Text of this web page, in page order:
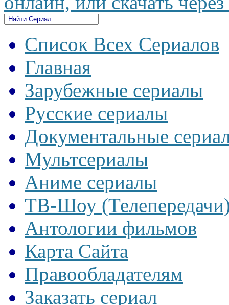
Список Всех Сериалов
Главная
Зарубежные сериалы
Русские сериалы
Документальные
Мультсериалы
Аниме сериалы
ТВ-Шоу
Антологии фильмов
Карта Сайта
Правообладателям
Заказать сериал